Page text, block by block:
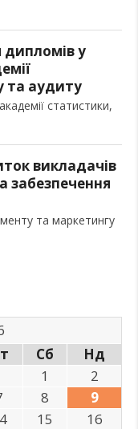
дипломів у
та аудиту
статистики,
викладачів
забезпечення
та маркетингу
Сб
Нд
1
2
8
9
15
16